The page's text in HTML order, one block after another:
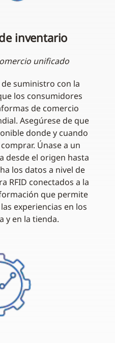
inventario
unificado
suministro con la
los consumidores
de comercio
Asegúrese de que
donde y cuando
Únase a un
desde el origen hasta
los datos a nivel de
RFID conectados a la
que permite
experiencias en los
y en la tienda.